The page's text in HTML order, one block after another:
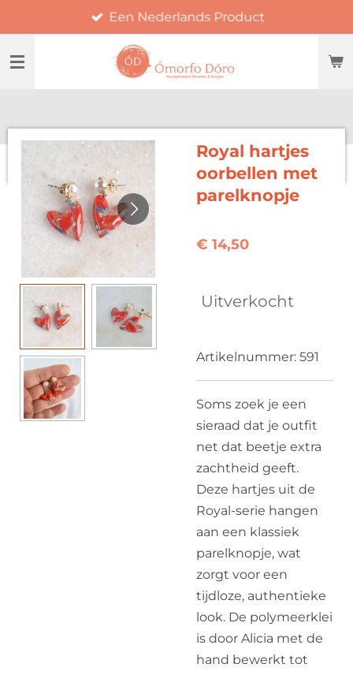
naar
Een Nederlands Product
Royal hartjes
oorbellen met
parelknopje
€ 14,50
Uitverkocht
Artikelnummer: 591
Soms zoek je een
sieraad dat je outfit
net dat beetje extra
zachtheid geeft.
Deze hartjes uit de
Royal-serie hangen
aan een klassiek
parelknopje, wat
zorgt voor een
tijdloze, authentieke
look. De polymeerklei
is door Alicia met de
hand bewerkt tot